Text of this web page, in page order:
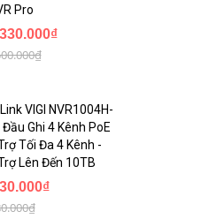
Pro
VIGI NVR1004H-
Đầu Ghi 4 Kênh PoE
Tối Đa 4 Kênh -
Lên Đến 10TB